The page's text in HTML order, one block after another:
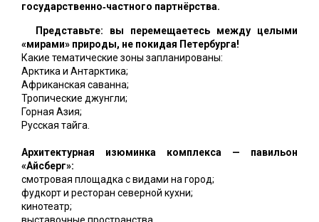
государственно‑частного партнёрства.
Представьте: вы перемещаетесь между целыми
«мирами» природы, не покидая Петербурга!
Какие тематические зоны запланированы:
Арктика и Антарктика;
Африканская саванна;
Тропические джунгли;
Горная Азия;
Русская тайга.
Архитектурная изюминка комплекса — павильон
«Айсберг»:
смотровая площадка с видами на город;
фудкорт и ресторан северной кухни;
кинотеатр;